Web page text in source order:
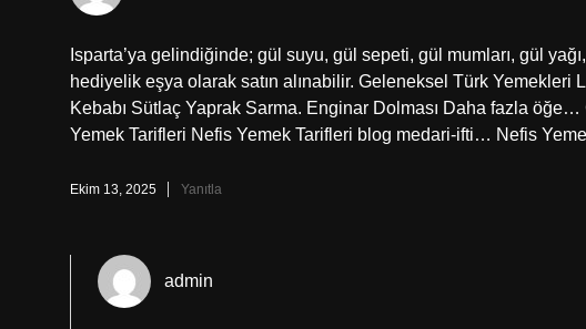
Isparta’ya gelindiğinde; gül suyu, gül sepeti, gül mumları, gül
hediyelik eşya olarak satın alınabilir. Geleneksel Türk Yemekleri
Kebabı Sütlaç Yaprak Sarma. Enginar Dolması Daha fazla öğe…
Yemek Tarifleri Nefis Yemek Tarifleri blog medari-ifti… Nefis
Ekim 13, 2025 Yanıtla
admin